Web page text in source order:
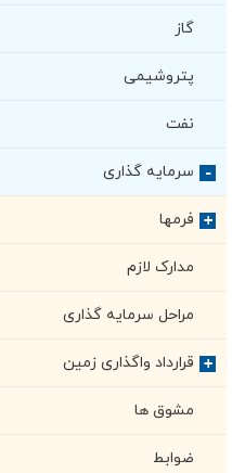
گاز
پتروشیمی
نفت
سرمایه گذاری
+ فرمها
مدارک لازم
مراحل سرمایه گذاری
+ قرارداد واگذاری زمین
مشوق ها
ضوابط